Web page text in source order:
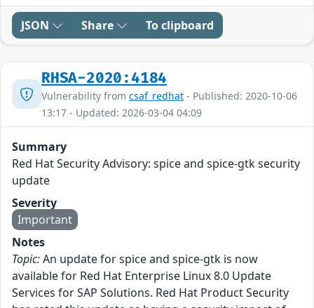
JSON Share To clipboard
RHSA-2020:4184
Vulnerability from csaf_redhat - Published: 2020-10-06
13:17 - Updated: 2026-03-04 04:09
Summary
Red Hat Security Advisory: spice and spice-gtk security
update
Severity
Important
Notes
Topic:An update for spice and spice-gtk is now
available for Red Hat Enterprise Linux 8.0 Update
Services for SAP Solutions. Red Hat Product Security